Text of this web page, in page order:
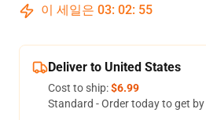
이 세일은 03: 02: 54
Deliver to United States
Cost to ship:$6.99
Standard - Order today to get by